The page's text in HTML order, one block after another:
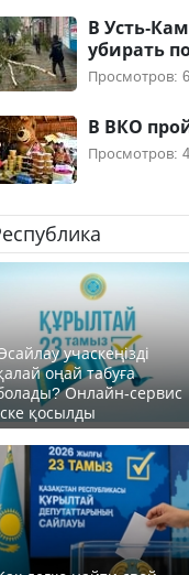
В Усть-
убирать
Просмотров:
В ВКО
Просмотров:
учаскеңізді
оңай табуға
Онлайн-сервис
қосылды